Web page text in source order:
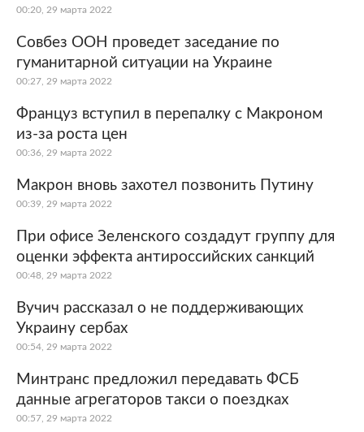
00:20, 29 марта 2022
Совбез ООН проведет заседание по
гуманитарной ситуации на Украине
00:27, 29 марта 2022
Француз вступил в перепалку с Макроном
из-за роста цен
00:36, 29 марта 2022
Макрон вновь захотел позвонить Путину
00:39, 29 марта 2022
При офисе Зеленского создадут группу для
оценки эффекта антироссийских санкций
00:48, 29 марта 2022
Вучич рассказал о не поддерживающих
Украину сербах
00:54, 29 марта 2022
Минтранс предложил передавать ФСБ
данные агрегаторов такси о поездках
00:57, 29 марта 2022